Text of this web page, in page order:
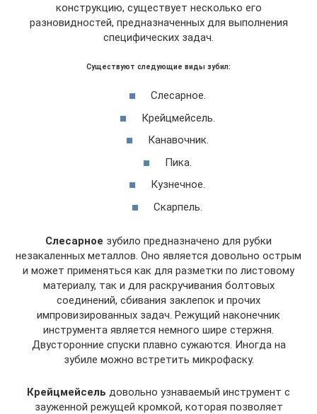
конструкцию, существует несколько его
разновидностей, предназначенных для выполнения
специфических задач.
Существуют следующие виды зубил:
Слесарное.
Крейцмейсель.
Канавочник.
Пика.
Кузнечное.
Скарпель.
Слесарное зубило предназначено для рубки
незакаленных металлов. Оно является довольно острым
и может применяться как для разметки по листовому
материалу, так и для раскручивания болтовых
соединений, сбивания заклепок и прочих
импровизированных задач. Режущий наконечник
инструмента является немного шире стержня.
Двусторонние спуски плавно сужаются. Иногда на
зубиле можно встретить микрофаску.
Крейцмейсель довольно узнаваемый инструмент с
зауженной режущей кромкой, которая позволяет